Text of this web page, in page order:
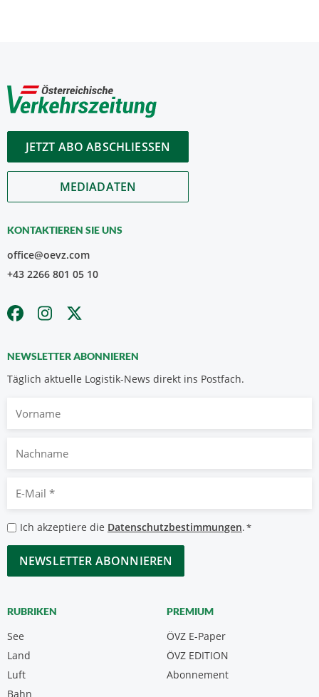
JETZT ABO ABSCHLIESSEN
MEDIADATEN
KONTAKTIEREN SIE UNS
office@oevz.com
+43 2266 801 05 10
NEWSLETTER ABONNIEREN
Täglich aktuelle Logistik-News direkt ins Postfach.
Vorname
Nachname
Mail
*
Datenschutzbestimmungen
*
Ich akzeptiere die Datenschutzbestimmungen.*
CAPTCHA
RUBRIKEN
See
Land
Luft
Bahn
PREMIUM
ÖVZ E-Paper
Abonnement
ÖVZ EDITION